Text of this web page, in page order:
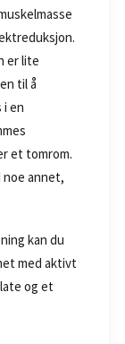
er lite
til å
i en
et tomrom.
annet,
kan du
med aktivt
og et